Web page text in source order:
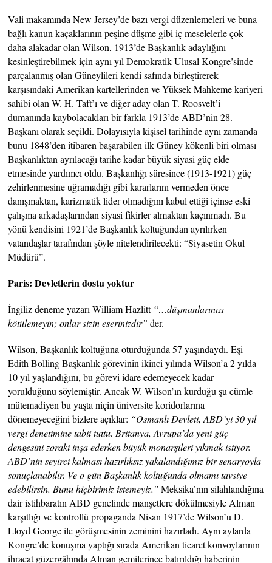
Vali makamında New Jersey’de bazı vergi düzenlemeleri ve buna
bağlı kanun kaçaklarının peşine düşme gibi iç meselelerle çok
daha alakadar olan Wilson, 1913’de Başkanlık adaylığını
kesinleştirebilmek için aynı yıl Demokratik Ulusal Kongre’sinde
parçalanmış olan Güneylileri kendi safında birleştirerek
karşısındaki Amerikan kartellerinden ve Yüksek Mahkeme kariyeri
sahibi olan W. H. Taft’ı ve diğer aday olan T. Roosvelt’i
dumanında kaybolacakları bir farkla 1913’de ABD’nin 28.
Başkanı olarak seçildi. Dolayısıyla kişisel tarihinde aynı zamanda
bunu 1848’den itibaren başarabilen ilk Güney kökenli biri olması
Başkanlıktan ayrılacağı tarihe kadar büyük siyasi güç elde
etmesinde yardımcı oldu. Başkanlığı süresince (1913-1921) güç
zehirlenmesine uğramadığı gibi kararlarını vermeden önce
danışmaktan, karizmatik lider olmadığını kabul ettiği içinse eski
çalışma arkadaşlarından siyasi fikirler almaktan kaçınmadı. Bu
yönü kendisini 1921’de Başkanlık koltuğundan ayrılırken
vatandaşlar tarafından şöyle nitelendirilecekti: “Siyasetin Okul
Müdürü”.
Paris: Devletlerin dostu yoktur
İngiliz deneme yazarı William Hazlitt “…düşmanlarınızı
kötülemeyin; onlar sizin eserinizdir” der.
Wilson, Başkanlık koltuğuna oturduğunda 57 yaşındaydı. Eşi
Edith Bolling Başkanlık görevinin ikinci yılında Wilson’a 2 yılda
10 yıl yaşlandığını, bu görevi idare edemeyecek kadar
yorulduğunu söylemiştir. Ancak W. Wilson’ın kurduğu şu cümle
mütemadiyen bu yaşta niçin üniversite koridorlarına
dönemeyeceğini bizlere açıklar: “Osmanlı Devleti, ABD’yi 30 yıl
vergi denetimine tabii tuttu. Britanya, Avrupa’da yeni güç
dengesini zoraki inşa ederken büyük monarşileri yıkmak istiyor.
ABD’nin seyirci kalması hazırlıksız yakalandığımız bir senaryoyla
sonuçlanabilir. Ve o gün Başkanlık koltuğunda olmamı tavsiye
edebilirsin. Bunu hiçbirimiz istemeyiz.” Meksika’nın silahlandığına
dair istihbaratın ABD genelinde manşetlere dökülmesiyle Alman
karşıtlığı ve kontrollü propaganda Nisan 1917’de Wilson’u D.
Lloyd George ile görüşmesinin zeminini hazırladı. Aynı aylarda
Kongre’de konuşma yaptığı sırada Amerikan ticaret konvoylarının
ihracat güzergâhında Alman gemilerince batırıldığı haberinin